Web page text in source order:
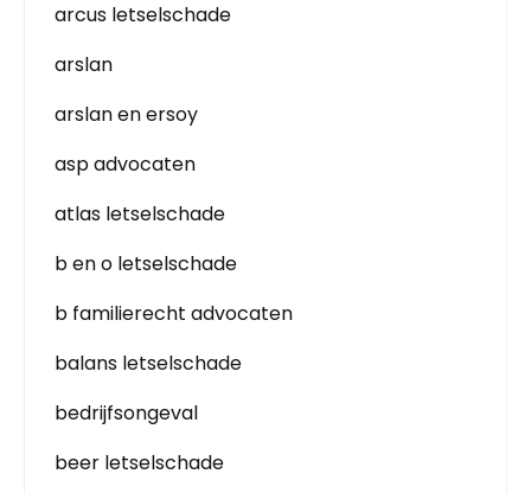
arcus letselschade
arslan
arslan en ersoy
asp advocaten
atlas letselschade
b en o letselschade
b familierecht advocaten
balans letselschade
bedrijfsongeval
beer letselschade